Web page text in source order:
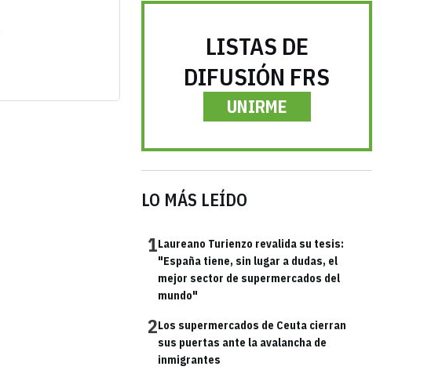
LISTAS DE
DIFUSIÓN FRS
UNIRME
LO MÁS LEÍDO
1Laureano Turienzo revalida su tesis:
"España tiene, sin lugar a dudas, el
mejor sector de supermercados del
mundo"
2Los supermercados de Ceuta cierran
sus puertas ante la avalancha de
inmigrantes